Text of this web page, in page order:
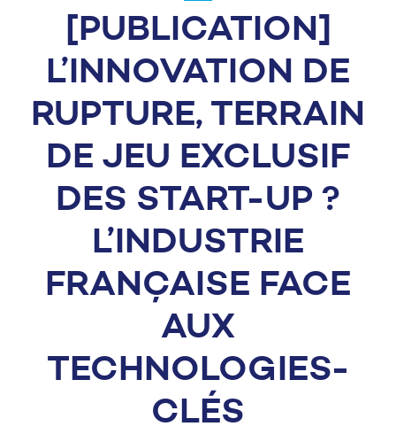
[PUBLICATION]
L’INNOVATION DE
RUPTURE, TERRAIN
DE JEU EXCLUSIF
DES START-UP ?
L’INDUSTRIE
FRANÇAISE FACE
AUX
TECHNOLOGIES-
CLÉS